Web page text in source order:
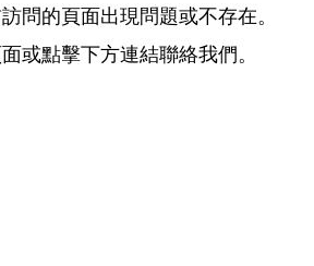
問的頁面出現問題或不存在。
或點擊下方連結聯絡我們。